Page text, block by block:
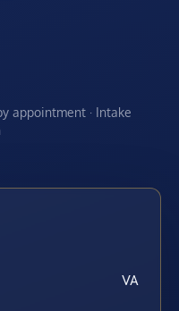
appointment · Intake
VA